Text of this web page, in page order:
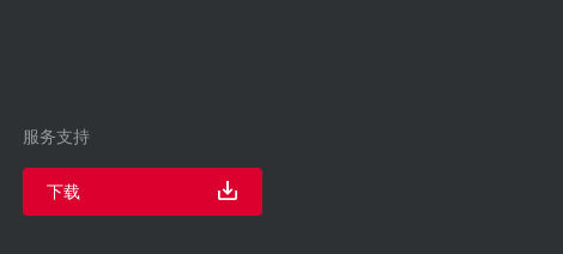
服务支持
下载